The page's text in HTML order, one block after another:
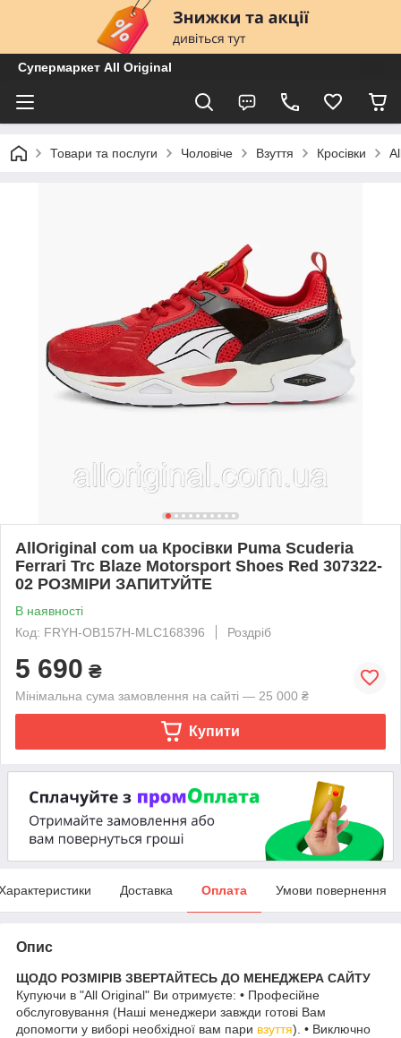
Супермаркет All Original
Товари та послуги Чоловіче Взуття Кросівки
AllOriginal com ua Кросівки Puma Scuderia
Ferrari Trc Blaze Motorsport Shoes Red 307322-
02 РОЗМІРИ ЗАПИТУЙТЕ
В наявності
Код: FRYH-OB157H-MLC168396
Роздріб
5 690 ₴
Мінімальна сума замовлення на сайті — 25 000 ₴
Купити
Доставка Оплата Умови повернення
Опис
ЩОДО РОЗМІРІВ ЗВЕРТАЙТЕСЬ ДО МЕНЕДЖЕРА САЙТУ
Купуючи в "All Original" Ви отримуєте: • Професійне
обслуговування (Наші менеджери завжди готові Вам
допомогти у виборі необхідної вам пари взуття). • Виключно